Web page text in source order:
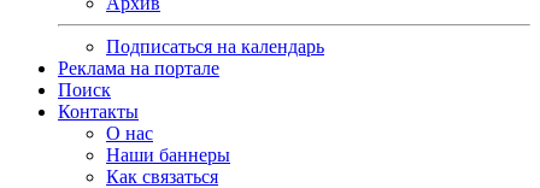
Подписаться на календарь
Реклама на портале
Поиск
Контакты
О нас
Наши баннеры
Как связаться